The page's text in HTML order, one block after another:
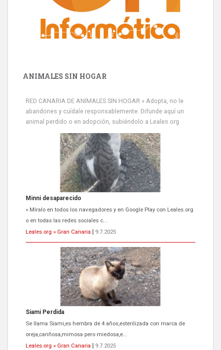
ANIMALES SIN HOGAR
RED CANARIA DE ANIMALES SIN HOGAR » Adopta, no le
abandones y cuídale responsablemente. Difunde aquí un
animal perdido o en adopción, subiéndolo a Leales.org
Minni desaparecido
» Míralo en todos los navegadores y en Google Play con Leales.org
o en todas las redes sociales c...
Leales.org » Gran Canaria
9.7.2025
Siami Perdida
Se llama Siami,es hembra de 4 años,esterilizada con marca de
oreja,cariñosa,mimosa pero miedosa,e...
Leales.org » Gran Canaria
9.7.2025